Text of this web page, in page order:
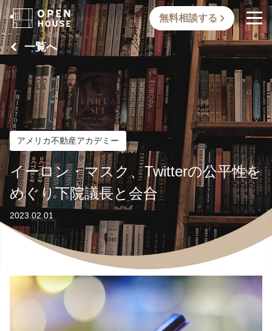
無料相談する
一覧へ
アメリカ不動産アカデミー
イーロン・マスク、Twitterの公平性を
めぐり下院議長と会合
2023.02.01